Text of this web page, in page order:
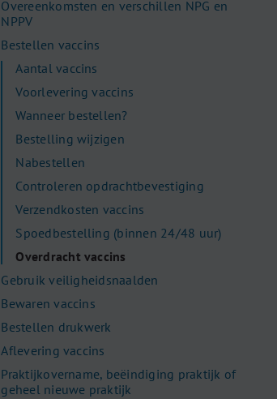
Overeenkomsten en verschillen NPG en
NPPV
Bestellen vaccins
Aantal vaccins
Voorlevering vaccins
Wanneer bestellen?
Bestelling wijzigen
Nabestellen
Controleren opdrachtbevestiging
Verzendkosten vaccins
Spoedbestelling (binnen 24/48 uur)
Overdracht vaccins
Gebruik veiligheidsnaalden
Bewaren vaccins
Bestellen drukwerk
Aflevering vaccins
Praktijkovername, beëindiging praktijk of
geheel nieuwe praktijk